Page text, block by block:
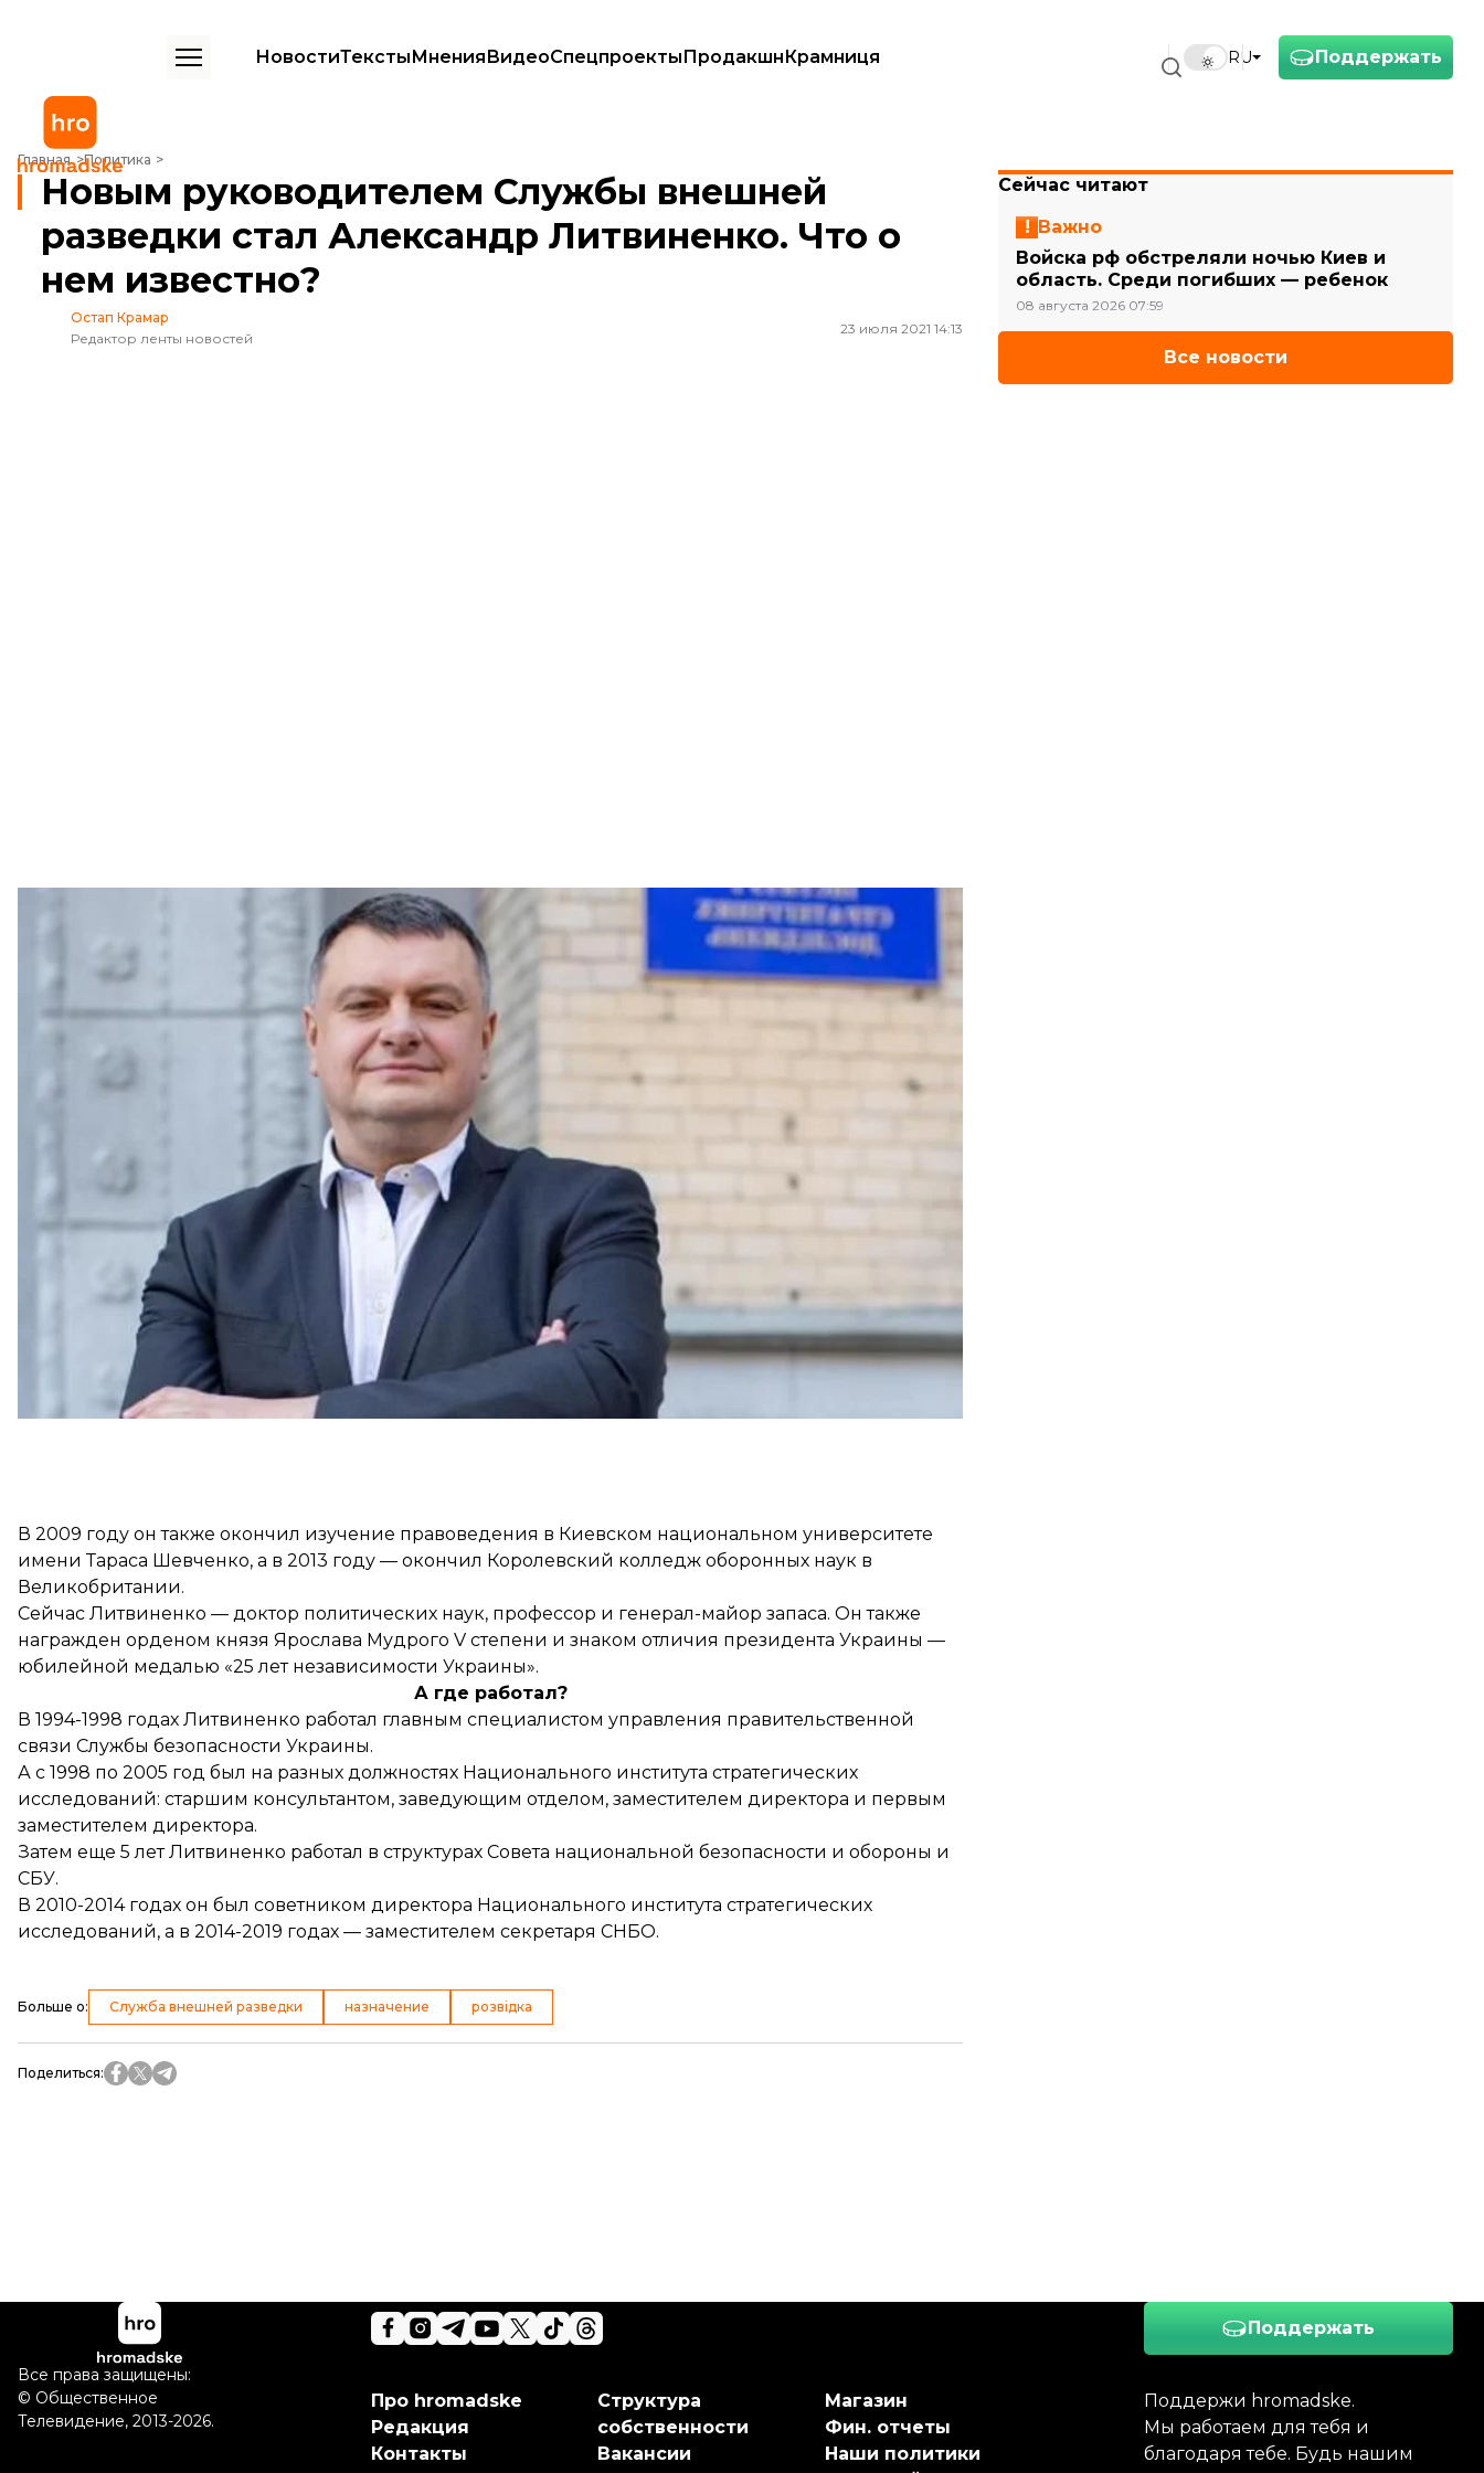
Поддержать
RU
НовостиТекстыМненияВидеоСпецпроектыПродакшнКрамниця
Главная Политика
Новым руководителем Службы внешней разведки стал Александр Литвиненко. Что о нем известно?
Новым руководителем Службы внешней
разведки стал Александр Литвиненко. Что о
нем известно?
Остап Крамар
Редактор ленты новостей
23 июля 2021 14:13
Александр Литвиненко
Национальный институт стратегических исследований
Президент Украины Владимир Зеленский решил сменить руководителя Службы внешней
разведки Украины. Вместо Валерия Кондратюка теперь эту должность будет занимать Александр
Литвиненко.
на сайте Офиса президента.
Литвиненко с должности главы Национального института
стратегических исследований (НИСД), где он работал с августа 2019 года.
Литвиненко родился в 1972 году в Киеве. Образование получил в Институте криптографии, связи и
информатики Академии Федеральной службы контрразведки России (как уверяет сайт НИСД, в
2015 году прошел люстрационную проверку). Там он учился на специальности «прикладная
математика».
В 2009 году он также окончил изучение правоведения в Киевском национальном университете
имени Тараса Шевченко, а в 2013 году — окончил Королевский колледж оборонных наук в
Великобритании.
Сейчас Литвиненко — доктор политических наук, профессор и генерал-майор запаса. Он также
награжден орденом князя Ярослава Мудрого V степени и знаком отличия президента Украины —
юбилейной медалью «25 лет независимости Украины».
А где работал?
В 1994-1998 годах Литвиненко работал главным специалистом управления правительственной
связи Службы безопасности Украины.
А с 1998 по 2005 год был на разных должностях Национального института стратегических
исследований: старшим консультантом, заведующим отделом, заместителем директора и первым
заместителем директора.
Затем еще 5 лет Литвиненко работал в структурах Совета национальной безопасности и обороны и
СБУ.
В 2010-2014 годах он был советником директора Национального института стратегических
исследований, а в 2014-2019 годах — заместителем секретаря СНБО.
Больше о: Служба внешней разведки назначение розвідка
Поделиться:
Сейчас читают
Важно
Войска рф обстреляли ночью Киев и
область. Среди погибших — ребенок
08 августа 2026 07:59
Все новости
Поддержать
Поддержи hromadske.
Мы работаем для тебя и
благодаря тебе. Будь нашим
Про hromadske
Редакция
Контакты
Структура
собственности
Вакансии
Магазин
Фин. отчеты
Наши политики
Все права защищены:
© Общественное
Телевидение, 2013-2026.